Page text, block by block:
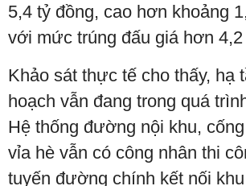
5,4 tỷ đồng, cao hơn khoảng
với mức trúng đấu giá hơn 4,2
Khảo sát thực tế cho thấy, hạ
hoạch vẫn đang trong quá
Hệ thống đường nội khu,
vỉa hè vẫn có công nhân thi
tuyến đường chính kết nối